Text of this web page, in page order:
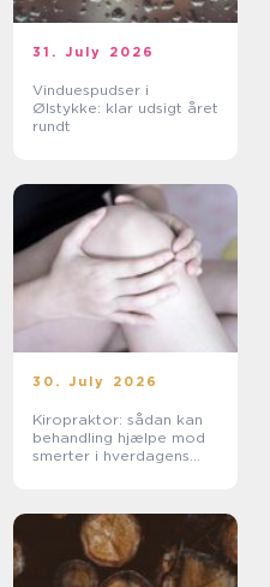
31. July 2026
Vinduespudser i
Ølstykke: klar udsigt året
rundt
30. July 2026
Kiropraktor: sådan kan
behandling hjælpe mod
smerter i hverdagens